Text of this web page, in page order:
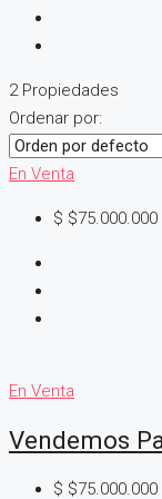
2 Propiedades
Ordenar por:
En Venta
$ $75.000.000
En Venta
Vendemos
$ $75.000.000